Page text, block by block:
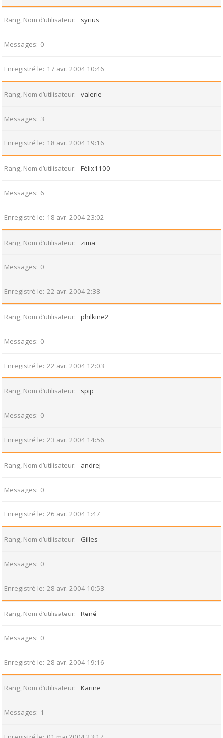
Rang, Nom d’utilisateur syrius
Messages 0
Enregistré le 17 avr. 2004 10:46
Rang, Nom d’utilisateur valerie
Messages 3
Enregistré le 18 avr. 2004 19:16
Rang, Nom d’utilisateur Félix1100
Messages 6
Enregistré le 18 avr. 2004 23:02
Rang, Nom d’utilisateur zima
Messages 0
Enregistré le 22 avr. 2004 2:38
Rang, Nom d’utilisateur philkine2
Messages 0
Enregistré le 22 avr. 2004 12:03
Rang, Nom d’utilisateur spip
Messages 0
Enregistré le 23 avr. 2004 14:56
Rang, Nom d’utilisateur andrej
Messages 0
Enregistré le 26 avr. 2004 1:47
Rang, Nom d’utilisateur Gilles
Messages 0
Enregistré le 28 avr. 2004 10:53
Rang, Nom d’utilisateur René
Messages 0
Enregistré le 28 avr. 2004 19:16
Rang, Nom d’utilisateur Karine
Messages 1